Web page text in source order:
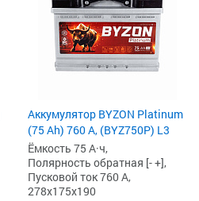
Аккумулятор BYZON Platinum
(75 Ah) 760 А, (BYZ750P) L3
Ёмкость 75 А·ч,
Полярность обратная [- +],
Пусковой ток 760 А,
278x175x190